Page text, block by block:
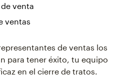
venta
ventas
de ventas los
para tener éxito, tu equipo
en el cierre de tratos.